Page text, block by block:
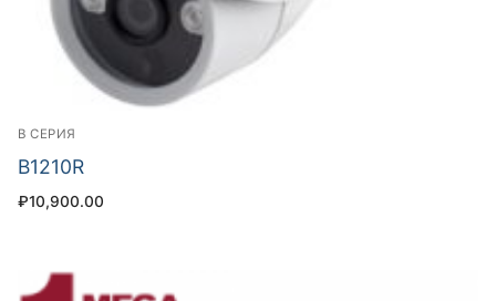
B СЕРИЯ
B1210R
₽10,900.00